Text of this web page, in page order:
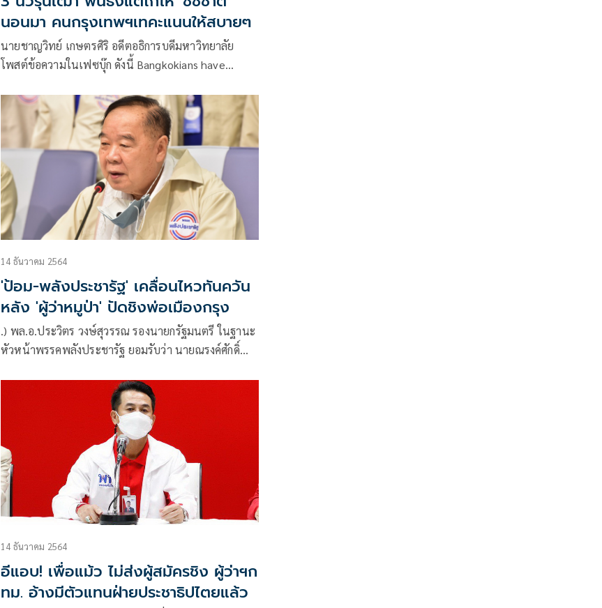
นอนมา คนกรุงเทพฯเทคะแนนให้สบายๆ
นายชาญวิทย์ เกษตรศิริ อดีตอธิการบดีมหาวิทยาลัย
โพสต์ข้อความในเฟซบุ๊ก ดังนี้ Bangkokians have
แต่ผมว่า คนกรุงเทพน่าจะเปลี่ยนไปแล้ว
14 ธันวาคม 2564
'ป้อม-พลังประชารัฐ' เคลื่อนไหวทันควัน
หลัง 'ผู้ว่าหมูป่า' ปัดชิงพ่อเมืองกรุง
.) พล.อ.ประวิตร วงษ์สุวรรณ รองนายกรัฐมนตรี ในฐานะ
หัวหน้าพรรคพลังประชารัฐ ยอมรับว่า นายณรงค์ศักดิ์
คุณสมบัติ ไม่สามารถลงสมัครผู้ว่า กทม.ได้
14 ธันวาคม 2564
อีแอบ! เพื่อแม้ว ไม่ส่งผู้สมัครชิง ผู้ว่าฯก
ทม. อ้างมีตัวแทนฝ่ายประชาธิปไตยแล้ว